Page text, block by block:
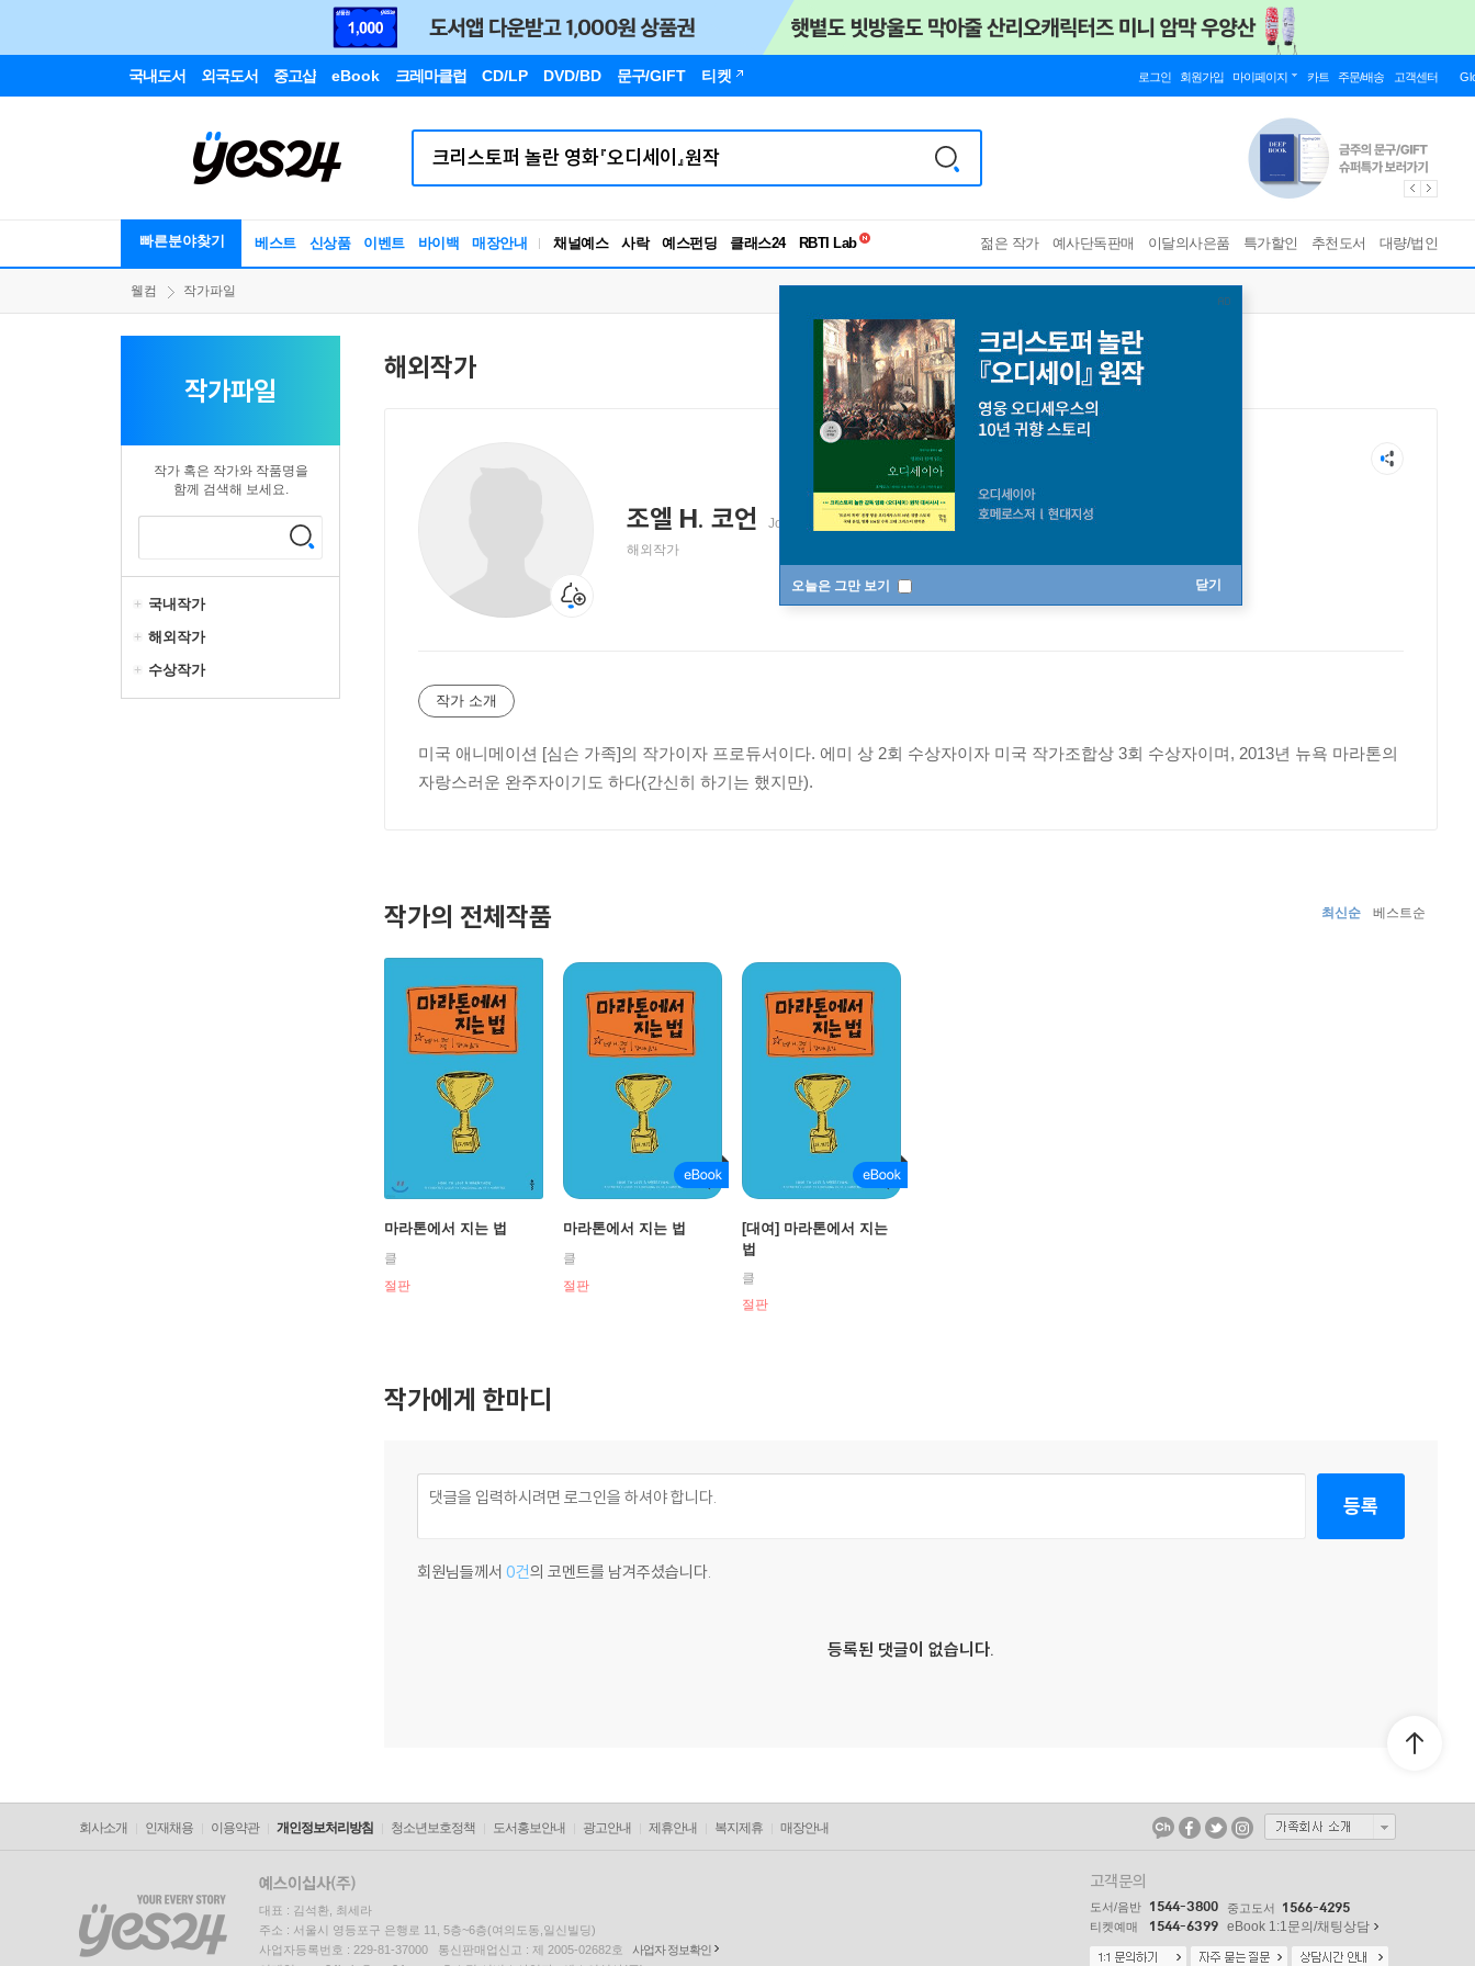
국내도서 외국도서 중고샵 eBook 크레마클럽 CD/LP DVD/BD 문구/GIFT 티켓 로그인 회원가입 마이페이지 카트 주문/배송 고객센터
빠른분야찾기 베스트 신상품 이벤트 바이백 매장안내 채널예스 사락 예스펀딩 클래스24
RBTI Lab
독서유형검사
젊은 작가 예사단독판매 이달의사은품 특가할인 추천도서 대량/법인
오늘은 그만 보기 닫기
웰컴 작가파일
작가파일
작가 혹은 작가와 작품명을
함께 검색해 보세요.
국내작가
해외작가
수상작가
해외작가
조엘 H. 코언
Joel H. Cohen
해외작가
작가 소개
미국 애니메이션 [심슨 가족]의 작가이자 프로듀서이다. 에미 상 2회 수상자이자 미국 작가조합상 3회 수상자이며, 2013년 뉴욕 마라톤의
자랑스러운 완주자이기도 하다(간신히 하기는 했지만).
작가의 전체작품 최신순 베스트순
마라톤에서 지는 법
클
절판
마라톤에서 지는 법
클
절판
[대여] 마라톤에서 지는
법
클
절판
작가에게 한마디
등록
회원님들께서 0건의 코멘트를 남겨주셨습니다.
등록된 댓글이 없습니다.
회사소개 인재채용 이용약관 개인정보처리방침 청소년보호정책 도서홍보안내 광고안내 제휴안내 복지제휴 매장안내
대표 : 김석환, 최세라
주소 : 서울시 영등포구 은행로 11, 5층~6층(여의도동,일신빌딩)
사업자등록번호 : 229-81-37000 통신판매업신고 : 제 2005-02682호
사업자 정보확인
고객문의
도서/음반 1544-3800 중고도서 1566-4295
티켓예매 1544-6399 eBook 1:1문의/채팅상담